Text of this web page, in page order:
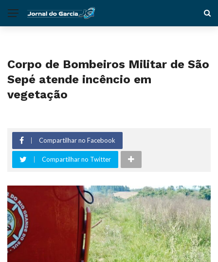
Corpo de Bombeiros Militar de São
Sepé atende incêncio em
vegetação
Compartilhar no Facebook
Compartilhar no Twitter